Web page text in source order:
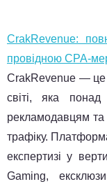
CrakRevenue:
провідною
CrakRevenue — це
світі, яка
рекламодавцям та
трафіку.
експертизі у
Gaming,